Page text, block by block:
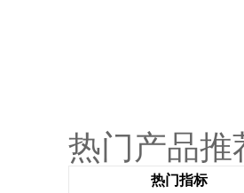
热门产品推
热门指标